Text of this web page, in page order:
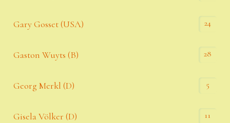
Gary Gosset (USA) 24
Gaston Wuyts (B) 28
Georg Merkl (D) 5
Gisela Völker (D) 11